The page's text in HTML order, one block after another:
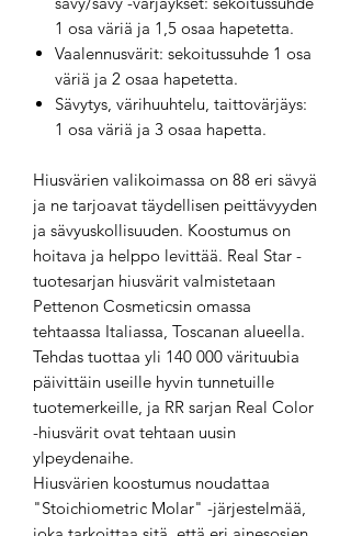
1 osa väriä ja 1,5 osaa hapetetta.
Vaalennusvärit: sekoitussuhde 1 osa
väriä ja 2 osaa hapetetta.
Sävytys, värihuuhtelu, taittovärjäys:
1 osa väriä ja 3 osaa hapetta.
Hiusvärien valikoimassa on 88 eri sävyä
ja ne tarjoavat täydellisen peittävyyden
ja sävyuskollisuuden. Koostumus on
hoitava ja helppo levittää. Real Star -
tuotesarjan hiusvärit valmistetaan
Pettenon Cosmeticsin omassa
tehtaassa Italiassa, Toscanan alueella.
Tehdas tuottaa yli 140 000 värituubia
päivittäin useille hyvin tunnetuille
tuotemerkeille, ja RR sarjan Real Color
-hiusvärit ovat tehtaan uusin
ylpeydenaihe.
Hiusvärien koostumus noudattaa
"Stoichiometric Molar" -järjestelmää,